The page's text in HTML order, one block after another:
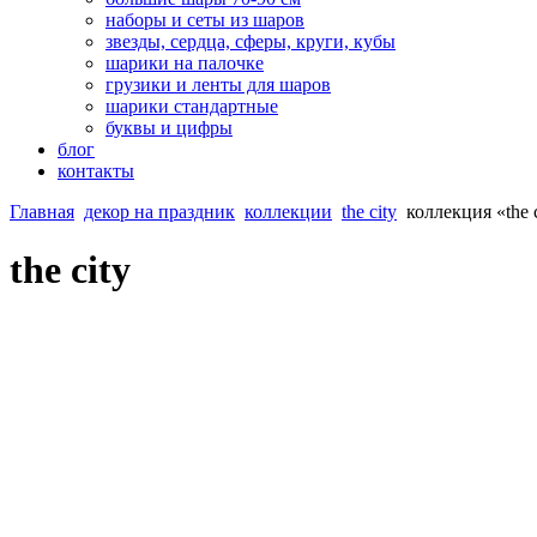
наборы и сеты из шаров
звезды, сердца, сферы, круги, кубы
шарики на палочке
грузики и ленты для шаров
шарики стандартные
буквы и цифры
блог
контакты
Главная декор на праздник коллекции the city коллекция «the
the city